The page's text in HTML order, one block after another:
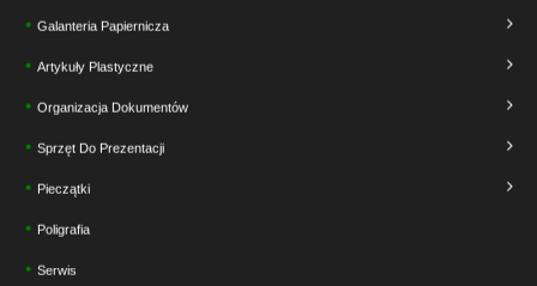
Galanteria Papiernicza
Artykuły Plastyczne
Organizacja Dokumentów
Sprzęt Do Prezentacji
Pieczątki
Poligrafia
Serwis